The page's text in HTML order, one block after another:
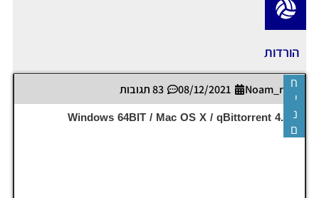
הורדות
Noam_r
08/12/2021 83 תגובות
Windows 64BIT / Mac OS X / qBittorrent 4.3.9
ח
י
נ
ם